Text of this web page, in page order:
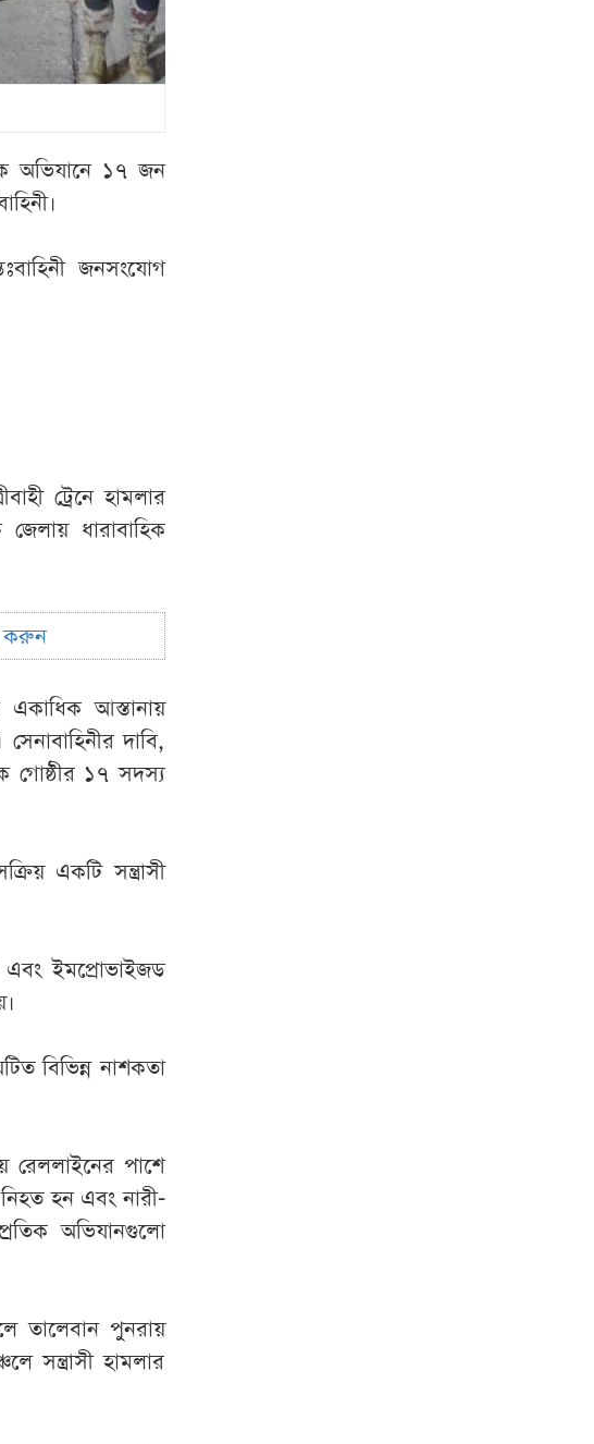
অভিযানে ১৭ জন
জনসংযোগ
ট্রেনে হামলার
ধারাবাহিক
করুন
একাধিক আস্তানায়
দাবি,
গোষ্ঠীর ১৭ সদস্য
একটি সন্ত্রাসী
এবং ইমপ্রোভাইজড
বিভিন্ন নাশকতা
পাশে
হন এবং নারী-
অভিযানগুলো
তালেবান পুনরায়
সন্ত্রাসী হামলার